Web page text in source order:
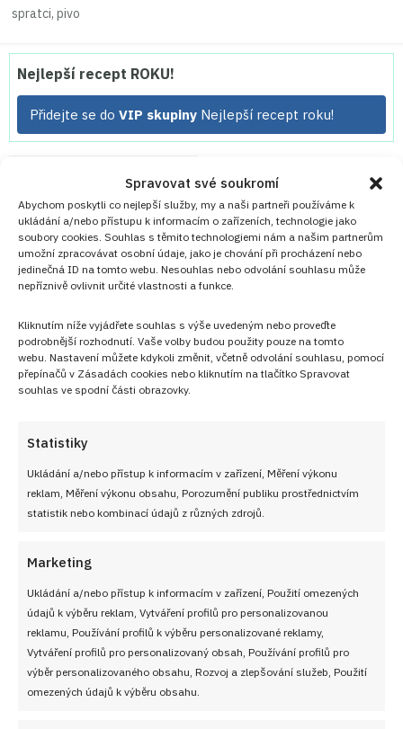
Spravovat své soukromí
Abychom poskytli co nejlepší služby, my a naši partneři používáme k
ukládání a/nebo přístupu k informacím o zařízeních, technologie jako
soubory cookies. Souhlas s těmito technologiemi nám a našim partnerům
umožní zpracovávat osobní údaje, jako je chování při procházení nebo
jedinečná ID na tomto webu. Nesouhlas nebo odvolání souhlasu může
nepříznivě ovlivnit určité vlastnosti a funkce.
Kliknutím níže vyjádřete souhlas s výše uvedeným nebo proveďte
podrobnější rozhodnutí. Vaše volby budou použity pouze na tomto
webu. Nastavení můžete kdykoli změnit, včetně odvolání souhlasu, pomocí
přepínačů v Zásadách cookies nebo kliknutím na tlačítko Spravovat
souhlas ve spodní části obrazovky.
Statistiky
Ukládání a/nebo přístup k informacím v zařízení, Měření výkonu
reklam, Měření výkonu obsahu, Porozumění publiku prostřednictvím
statistik nebo kombinací údajů z různých zdrojů.
Marketing
Ukládání a/nebo přístup k informacím v zařízení, Použití omezených
údajů k výběru reklam, Vytváření profilů pro personalizovanou
reklamu, Používání profilů k výběru personalizované reklamy,
Vytváření profilů pro personalizovaný obsah, Používání profilů pro
výběr personalizovaného obsahu, Rozvoj a zlepšování služeb, Použití
omezených údajů k výběru obsahu.
spratci, pivo
Nejlepší recept ROKU!
Přidejte se do VIP skupiny Nejlepší recept roku!